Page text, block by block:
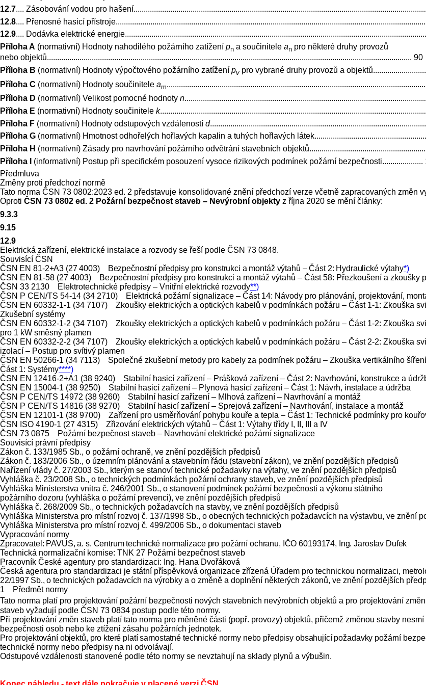
12.7.... Zásobování vodou pro
12.8.... Přenosné hasicí
12.9.... Dodávka elektrické
Příloha A (normativní) Hodnoty nahodilého požárního zatížení pn a součinitele an pro některé druhy provozů
nebo objektů................................................................................................................................................................................... 90
Příloha B (normativní) Hodnoty výpočtového požárního zatížení pv pro vybrané druhy provozů a
Příloha C (normativní) Hodnoty součinitele am
Příloha D (normativní) Velikost pomocné hodnoty n
Příloha E (normativní) Hodnoty součinitele k
Příloha F (normativní) Hodnoty odstupových vzdáleností d
Příloha G (normativní) Hmotnost odhořelých hořlavých kapalin a tuhých hořlavých
Příloha H (normativní) Zásady pro navrhování požárního odvětrání stavebních
Příloha I (informativní) Postup při specifickém posouzení vysoce rizikových podmínek požární bezpečnosti....................
Předmluva
Změny proti předchozí normě
Tato norma ČSN 73 0802:2023 ed. 2 představuje konsolidované znění předchozí verze včetně zapracovaných změn
Oproti ČSN 73 0802 ed. 2 Požární bezpečnost staveb – Nevýrobní objekty z října 2020 se mění články:
9.3.3
9.15
12.9
Elektrická zařízení, elektrické instalace a rozvody se řeší podle ČSN 73 0848.
Souvisící ČSN
ČSN EN 81-2+A3 (27 4003) Bezpečnostní předpisy pro konstrukci a montáž výtahů – Část 2: Hydraulické výtahy*)
ČSN EN 81-58 (27 4003) Bezpečnostní předpisy pro konstrukci a montáž výtahů – Část 58: Přezkoušení a zkoušky
ČSN 33 2130 Elektrotechnické předpisy – Vnitřní elektrické rozvody**)
ČSN P CEN/TS 54-14 (34 2710) Elektrická požární signalizace – Část 14: Návody pro plánování, projektování,
ČSN EN 60332-1-1 (34 7107) Zkoušky elektrických a optických kabelů v podmínkách požáru – Část 1-1: Zkouška
Zkušební systémy
ČSN EN 60332-1-2 (34 7107) Zkoušky elektrických a optických kabelů v podmínkách požáru – Část 1-2: Zkouška
pro 1 kW směsný plamen
ČSN EN 60332-2-2 (34 7107) Zkoušky elektrických a optických kabelů v podmínkách požáru – Část 2-2: Zkouška
izolací – Postup pro svítivý plamen
ČSN EN 50266-1 (34 7113) Společné zkušební metody pro kabely za podmínek požáru – Zkouška vertikálního
Část 1: Systémy****)
ČSN EN 12416-2+A1 (38 9240) Stabilní hasicí zařízení – Prášková zařízení – Část 2: Navrhování, konstrukce a
ČSN EN 15004-1 (38 9250) Stabilní hasicí zařízení – Plynová hasicí zařízení – Část 1: Návrh, instalace a údržba
ČSN P CEN/TS 14972 (38 9260) Stabilní hasicí zařízení – Mlhová zařízení – Navrhování a montáž
ČSN P CEN/TS 14816 (38 9270) Stabilní hasicí zařízení – Sprejová zařízení – Navrhování, instalace a montáž
ČSN EN 12101-1 (38 9700) Zařízení pro usměrňování pohybu kouře a tepla – Část 1: Technické podmínky pro
ČSN ISO 4190-1 (27 4315) Zřizování elektrických výtahů – Část 1: Výtahy třídy I, II, III a IV
ČSN 73 0875 Požární bezpečnost staveb – Navrhování elektrické požární signalizace
Souvisící právní předpisy
Zákon č. 133/1985 Sb., o požární ochraně, ve znění pozdějších předpisů
Zákon č. 183/2006 Sb., o územním plánování a stavebním řádu (stavební zákon), ve znění pozdějších předpisů
Nařízení vlády č. 27/2003 Sb., kterým se stanoví technické požadavky na výtahy, ve znění pozdějších předpisů
Vyhláška č. 23/2008 Sb., o technických podmínkách požární ochrany staveb, ve znění pozdějších předpisů
Vyhláška Ministerstva vnitra č. 246/2001 Sb., o stanovení podmínek požární bezpečnosti a výkonu státního
požárního dozoru (vyhláška o požární prevenci), ve znění pozdějších předpisů
Vyhláška č. 268/2009 Sb., o technických požadavcích na stavby, ve znění pozdějších předpisů
Vyhláška Ministerstva pro místní rozvoj č. 137/1998 Sb., o obecných technických požadavcích na výstavbu, ve znění
Vyhláška Ministerstva pro místní rozvoj č. 499/2006 Sb., o dokumentaci staveb
Vypracování normy
Zpracovatel: PAVUS, a. s. Centrum technické normalizace pro požární ochranu, IČO 60193174, Ing. Jaroslav Dufek
Technická normalizační komise: TNK 27 Požární bezpečnost staveb
Pracovník České agentury pro standardizaci: Ing. Hana Dvořáková
Česká agentura pro standardizaci je státní příspěvková organizace zřízená Úřadem pro technickou normalizaci,
22/1997 Sb., o technických požadavcích na výrobky a o změně a doplnění některých zákonů, ve znění pozdějších
1 Předmět normy
Tato norma platí pro projektování požární bezpečnosti nových stavebních nevýrobních objektů a pro projektování
staveb vyžadují podle ČSN 73 0834 postup podle této normy.
Při projektování změn staveb platí tato norma pro měněné části (popř. provozy) objektů, přičemž změnou stavby
bezpečnosti osob nebo ke ztížení zásahu požárních jednotek.
Pro projektování objektů, pro které platí samostatné technické normy nebo předpisy obsahující požadavky požární
technické normy nebo předpisy na ni odvolávají.
Odstupové vzdálenosti stanovené podle této normy se nevztahují na sklady plynů a výbušin.